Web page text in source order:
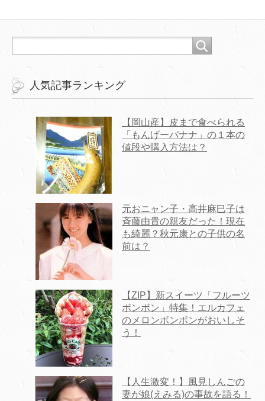
人気記事ランキング
【岡山産】皮まで食べられる
「もんげーバナナ」の１本の
値段や購入方法は？
元おニャン子・高井麻巳子は
斉藤由貴の親友だった！現在
も綺麗？秋元康との子供の名
前は？
【ZIP】新スイーツ「フルーツ
ボンボン」特集！エルカフェ
のメロンボンボンがおいしそ
う！
【人生激変！】風見しんごの
妻が娘(えみる)の事故を語る！